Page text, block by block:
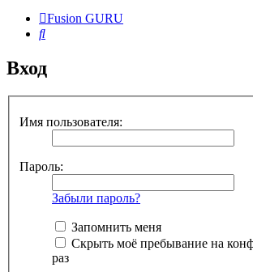
Fusion GURU
Поиск
Вход
Имя пользователя:
Пароль:
Забыли пароль?
Запомнить меня
Скрыть моё пребывание на
раз